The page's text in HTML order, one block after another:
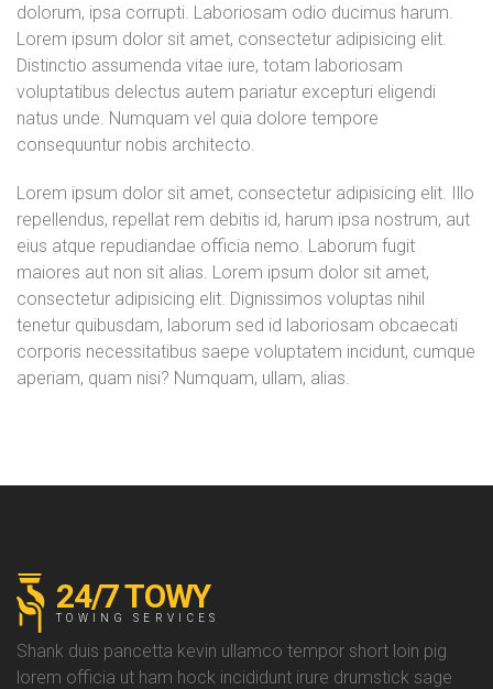
dolorum, ipsa corrupti. Laboriosam odio ducimus harum.
Lorem ipsum dolor sit amet, consectetur adipisicing elit.
Distinctio assumenda vitae iure, totam laboriosam
voluptatibus delectus autem pariatur excepturi eligendi
natus unde. Numquam vel quia dolore tempore
consequuntur nobis architecto.
Lorem ipsum dolor sit amet, consectetur adipisicing elit. Illo
repellendus, repellat rem debitis id, harum ipsa nostrum, aut
eius atque repudiandae officia nemo. Laborum fugit
maiores aut non sit alias. Lorem ipsum dolor sit amet,
consectetur adipisicing elit. Dignissimos voluptas nihil
tenetur quibusdam, laborum sed id laboriosam obcaecati
corporis necessitatibus saepe voluptatem incidunt, cumque
aperiam, quam nisi? Numquam, ullam, alias.
24/7 TOWY
TOWING SERVICES
Shank duis pancetta kevin ullamco tempor short loin pig
lorem officia ut ham hock incididunt irure drumstick sage